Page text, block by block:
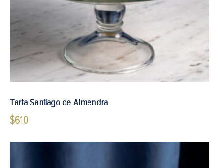
Tarta Santiago de Almendra
$610